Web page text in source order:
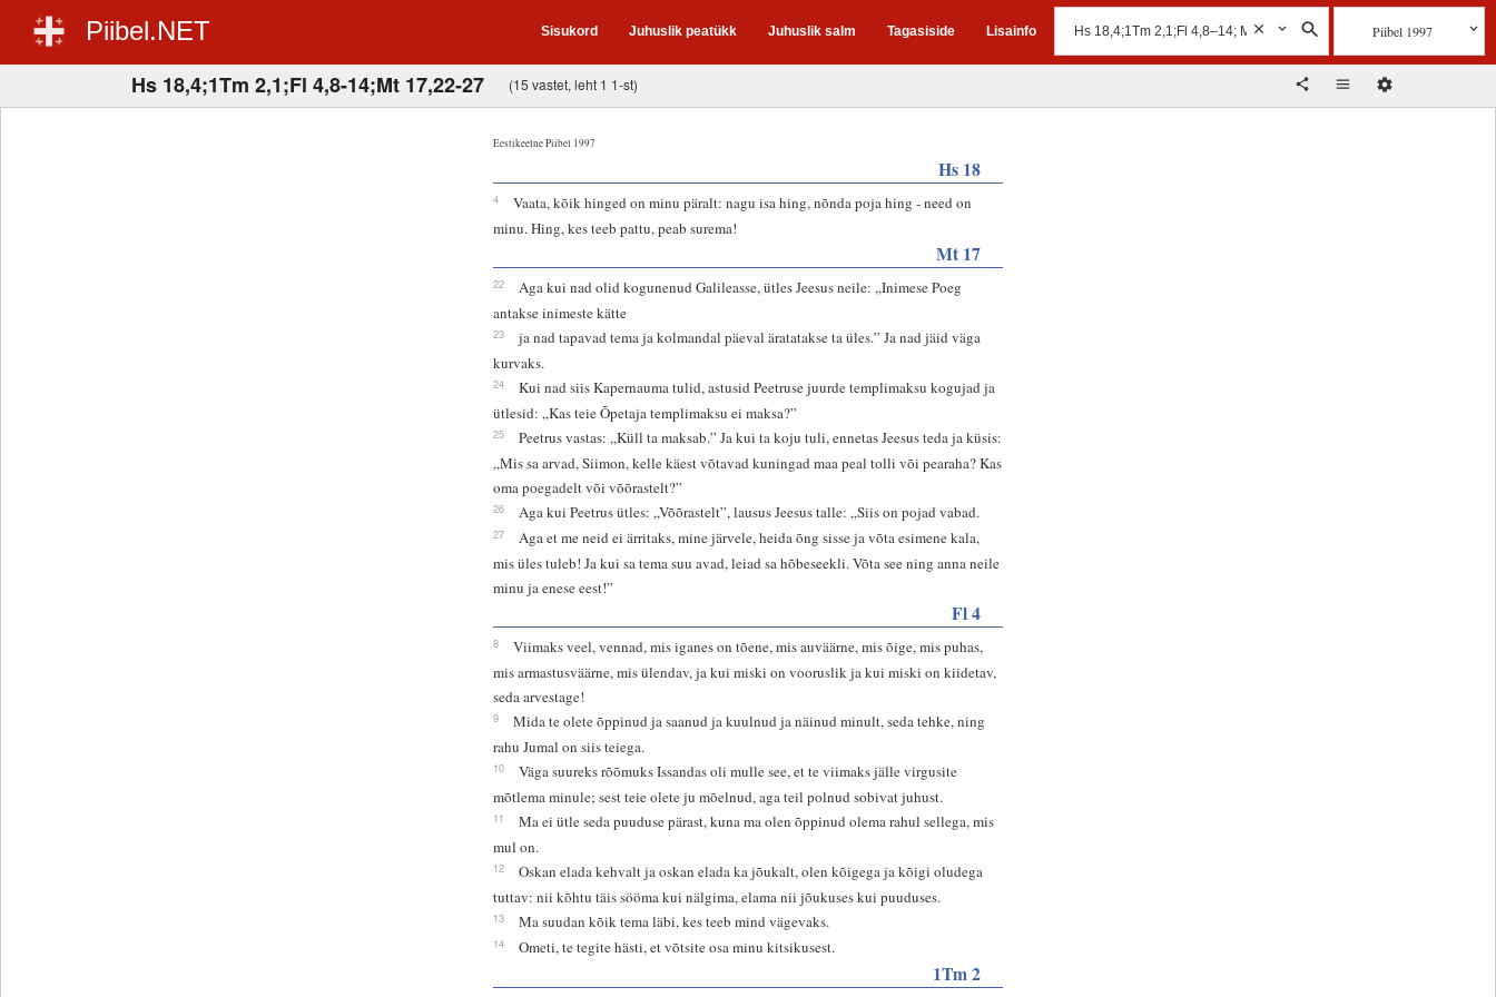
Piibel.NET Sisukord Juhuslik peatükk Juhuslik salm Tagasiside Lisainfo Piibel 1997
Hs 18,4;1Tm 2,1;Fl 4,8-14;Mt 17,22-27 (15 vastet, leht 1 1-st)
Eestikeelne Piibel 1997
Hs 18
4
Vaata, kõik hinged on minu päralt: nagu isa hing, nõnda poja hing - need on
minu. Hing, kes teeb pattu, peab surema!
Mt 17
22
Aga kui nad olid kogunenud Galileasse, ütles Jeesus neile: „Inimese Poeg
antakse inimeste kätte
23
ja nad tapavad tema ja kolmandal päeval äratatakse ta üles.” Ja nad jäid väga
kurvaks.
24
Kui nad siis Kapernauma tulid, astusid Peetruse juurde templimaksu kogujad ja
ütlesid: „Kas teie Õpetaja templimaksu ei maksa?”
25
Peetrus vastas: „Küll ta maksab.” Ja kui ta koju tuli, ennetas Jeesus teda ja küsis:
„Mis sa arvad, Siimon, kelle käest võtavad kuningad maa peal tolli või pearaha? Kas
oma poegadelt või võõrastelt?”
26 Aga kui Peetrus ütles: „Võõrastelt”, lausus Jeesus talle: „Siis on pojad vabad.
27
Aga et me neid ei ärritaks, mine järvele, heida õng sisse ja võta esimene kala,
mis üles tuleb! Ja kui sa tema suu avad, leiad sa hõbeseekli. Võta see ning anna neile
minu ja enese eest!”
Fl 4
8
Viimaks veel, vennad, mis iganes on tõene, mis auväärne, mis õige, mis puhas,
mis armastusväärne, mis ülendav, ja kui miski on vooruslik ja kui miski on kiidetav,
seda arvestage!
9
Mida te olete õppinud ja saanud ja kuulnud ja näinud minult, seda tehke, ning
rahu Jumal on siis teiega.
10
Väga suureks rõõmuks Issandas oli mulle see, et te viimaks jälle virgusite
mõtlema minule; sest teie olete ju mõelnud, aga teil polnud sobivat juhust.
11
Ma ei ütle seda puuduse pärast, kuna ma olen õppinud olema rahul sellega, mis
mul on.
12
Oskan elada kehvalt ja oskan elada ka jõukalt, olen kõigega ja kõigi oludega
tuttav: nii kõhtu täis sööma kui nälgima, elama nii jõukuses kui puuduses.
13 Ma suudan kõik tema läbi, kes teeb mind vägevaks.
14 Ometi, te tegite hästi, et võtsite osa minu kitsikusest.
1Tm 2